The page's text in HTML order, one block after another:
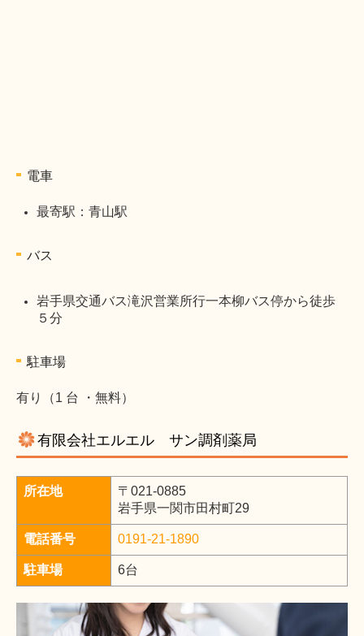
電車
最寄駅：青山駅
バス
岩手県交通バス滝沢営業所行一本柳バス停から徒歩
５分
駐車場
有り（1 台 ・無料）
有限会社エルエル サン調剤薬局
所在地
〒021-0885
岩手県一関市田村町29
電話番号 0191-21-1890
駐車場 6台